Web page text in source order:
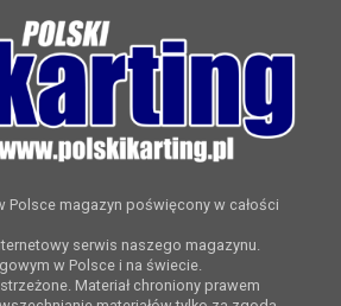
Polsce magazyn poświęcony w całości
serwis naszego magazynu.
w Polsce i na świecie.
Materiał chroniony prawem